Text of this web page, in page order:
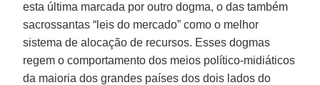
esta última marcada por outro dogma, o das também
sacrossantas “leis do mercado” como o melhor
sistema de alocação de recursos. Esses dogmas
regem o comportamento dos meios político-midiáticos
da maioria dos grandes países dos dois lados do